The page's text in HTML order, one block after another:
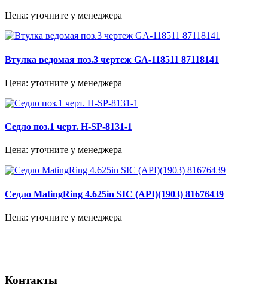
Цена: уточните у менеджера
Втулка ведомая поз.3 чертеж GA-118511 87118141
Цена: уточните у менеджера
Седло поз.1 черт. H-SP-8131-1
Цена: уточните у менеджера
Седло MatingRing 4.625in SIC (API)(1903) 81676439
Цена: уточните у менеджера
Контакты